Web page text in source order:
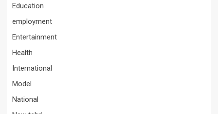
Education
employment
Entertainment
Health
International
Model
National